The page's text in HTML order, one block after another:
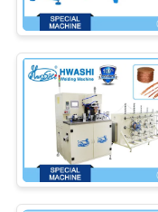
NOUS
NOUVELLES
BLOGd'évier